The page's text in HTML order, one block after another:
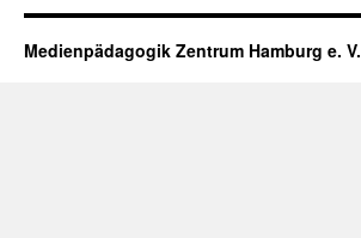
Medienpädagogik Zentrum Hamburg e. V.